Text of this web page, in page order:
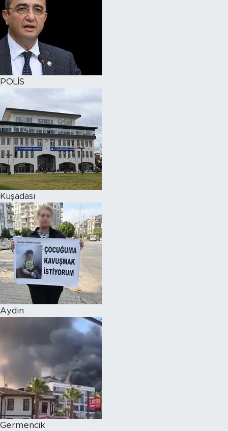
POLİS
Kuşadası
Aydın
Germencik